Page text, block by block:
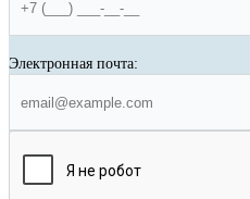
Электронная почта: